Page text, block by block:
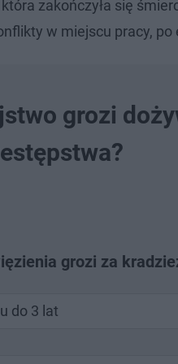
zakończyła się
w miejscu pracy,
grozi
grozi za
do 3 lat